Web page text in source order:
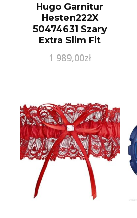
Hugo Garnitur
Hesten222X
50474631 Szary
Extra Slim Fit
1 989,00zł